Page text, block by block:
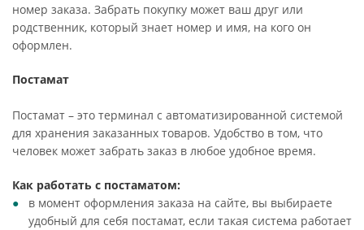
номер заказа. Забрать покупку может ваш друг или
родственник, который знает номер и имя, на кого он
оформлен.
Постамат
Постамат – это терминал с автоматизированной системой
для хранения заказанных товаров. Удобство в том, что
человек может забрать заказ в любое удобное время.
Как работать с постаматом:
в момент оформления заказа на сайте, вы выбираете
удобный для себя постамат, если такая система работает